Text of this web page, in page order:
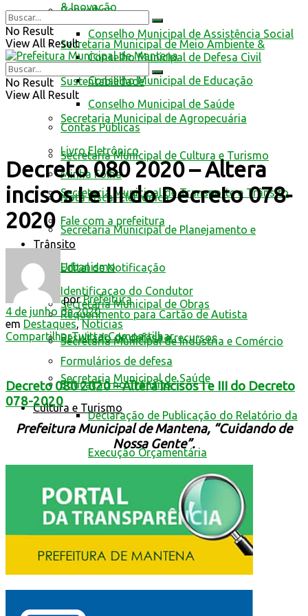
Conselhos
Conselho Municipal de Assistência Social
Conselho Municipal de Defesa Civil
Conselho Municipal de Educação
Conselho Municipal de Saúde
Contas Públicas
Livro Eletrônico
Minha Folha
Nota Fiscal Eletrônica
Fale com a prefeitura
Trânsito
Edital de Notificação
Identificacao do Condutor
Requerimento para Cartão de Autista
Resultado de defesa e recursos
Formulários de defesa
Educação no Trânsito
Cultura e Turismo
& Inovação
Secretaria Municipal de Meio Ambiente &
Sustentabilidade
Secretaria Municipal de Agropecuária
Secretaria Municipal de Cultura e Turismo
Secretaria Municipal de Transporte e Trânsito
Secretaria Municipal de Planejamento e
Urbanismo
Secretaria Municipal de Obras
Secretaria Municipal de Indústria e Comércio
Secretaria Municipal de Saúde
Declaração de Publicação do Relatório da
Execução Orçamentária
Central Multimídia
Transparência
Serviços
No Result
View All Result
No Result
View All Result
Decreto 080 2020 – Altera
incisos I e III do Decreto 078-
2020
por Prefeitura
4 de junho de 2020
em Destaques,Notícias
CompartilharTwittarCompartilhar
Decreto 080 2020 – Altera incisos I e III do Decreto
078-2020
Prefeitura Municipal de Mantena, “Cuidando de
Nossa Gente”.